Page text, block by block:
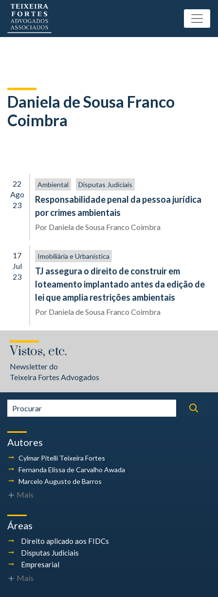
Daniela de Sousa Franco
Coimbra
22
Ago
23
Ambiental Disputas Judiciais
Responsabilidade penal da pessoa jurídica
por crimes ambientais
Por Daniela de Sousa Franco Coimbra
17
Jul
23
Imobiliária e Urbanística
TJ assegura o direito de construir em
loteamento implantado antes da edição de
lei que amplia restrições ambientais
Por Daniela de Sousa Franco Coimbra
Vistos, etc.
Newsletter do
Teixeira Fortes Advogados
Autores
Cylmar Pitelli Teixeira Fortes
Fernanda Elissa de Carvalho Awada
Marcelo Augusto de Barros
Mais
Áreas
Direito aplicado aos FIDCs
Disputas Judiciais
Empresarial
Mais